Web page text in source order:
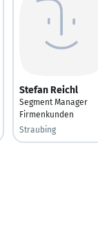
Stefan Reichl
Segment Manager
Firmenkunden
Straubing